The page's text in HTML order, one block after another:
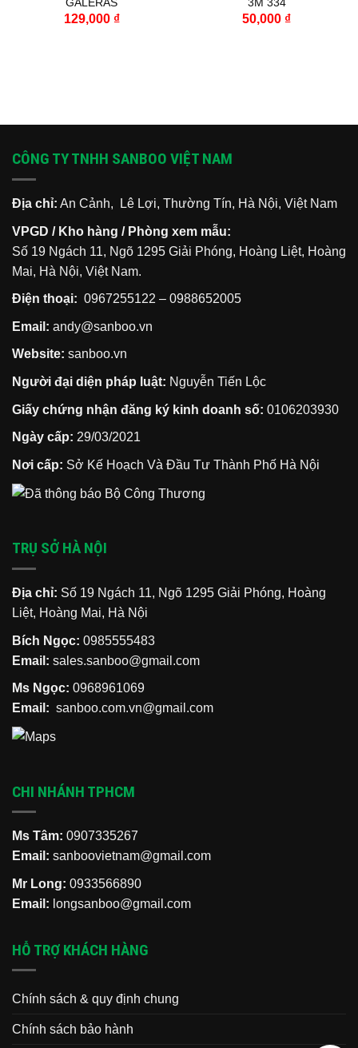
GALERAS
129,000 ₫
3M 334
50,000 ₫
CÔNG TY TNHH SANBOO VIỆT NAM
Địa chỉ: An Cảnh, Lê Lợi, Thường Tín, Hà Nội, Việt Nam
VPGD / Kho hàng / Phòng xem mẫu:
Số 19 Ngách 11, Ngõ 1295 Giải Phóng, Hoàng Liệt, Hoàng
Mai, Hà Nội, Việt Nam.
Điện thoại: 0967255122 – 0988652005
Email: andy@sanboo.vn
Website: sanboo.vn
Người đại diện pháp luật: Nguyễn Tiến Lộc
Giấy chứng nhận đăng ký kinh doanh số: 0106203930
Ngày cấp: 29/03/2021
Nơi cấp: Sở Kế Hoạch Và Đầu Tư Thành Phố Hà Nội
TRỤ SỞ HÀ NỘI
Địa chỉ: Số 19 Ngách 11, Ngõ 1295 Giải Phóng, Hoàng
Liệt, Hoàng Mai, Hà Nội
Bích Ngọc: 0985555483
Email: sales.sanboo@gmail.com
Ms Ngọc: 0968961069
Email: sanboo.com.vn@gmail.com
CHI NHÁNH TPHCM
Ms Tâm: 0907335267
Email: sanboovietnam@gmail.com
Mr Long: 0933566890
Email: longsanboo@gmail.com
HỖ TRỢ KHÁCH HÀNG
Chính sách & quy định chung
Chính sách bảo hành